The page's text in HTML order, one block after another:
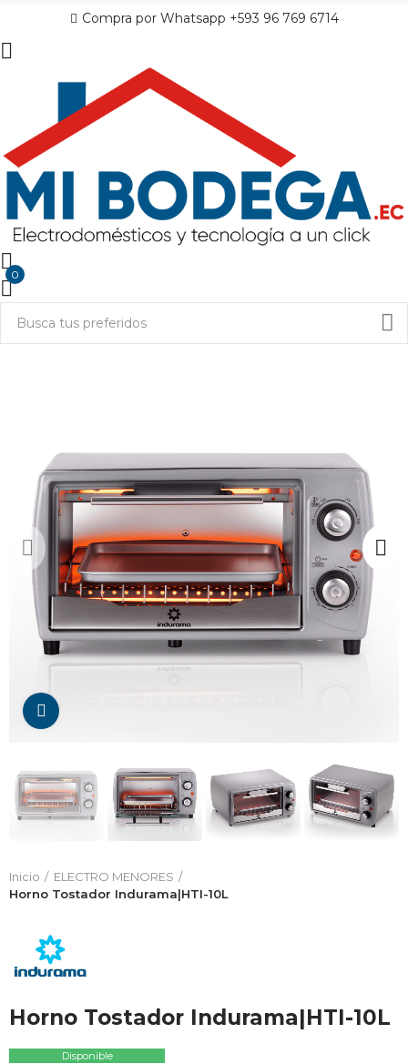
Compra por Whatsapp +593 96 769 6714
0
Inicio
ELECTRO MENORES
Horno Tostador Indurama|HTI-10L
Horno Tostador Indurama|HTI-10L
Disponible